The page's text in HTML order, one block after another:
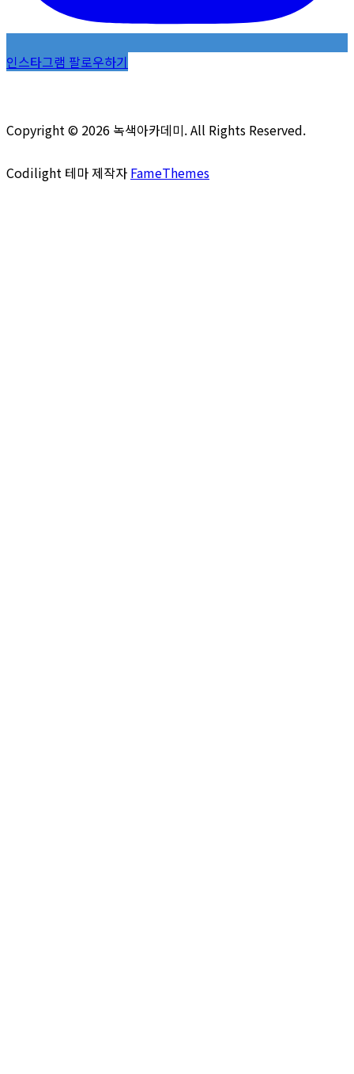
인스타그램 팔로우하기
Copyright © 2026 녹색아카데미. All Rights Reserved.
Codilight 테마 제작자 FameThemes